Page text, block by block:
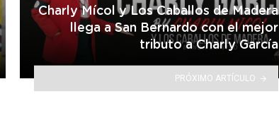
Charly Mícol y Los Caballos de Madera
llega a San Bernardo con el mejor
tributo a Charly García
PRÓXIMO ARTÍCULO